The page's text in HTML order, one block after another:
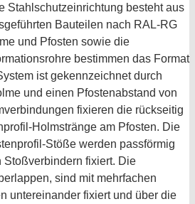
Stahlschutzeinrichtung besteht aus
Bauteilen nach RAL-RG
und Pfosten sowie die
bestimmen das Format
ist gekennzeichnet durch
und einen Pfostenabstand von
fixieren die rückseitig
Holmstränge am Pfosten. Die
Stöße werden passförmig
Stoßverbindern fixiert. Die
sind mit mehrfachen
untereinander fixiert und über die